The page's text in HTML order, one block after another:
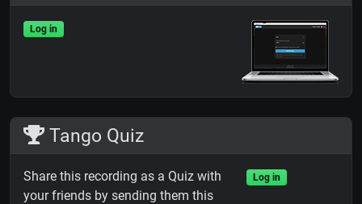
Log in
Tango Quiz
Share this recording as a Quiz with
your friends by sending them this
Log in